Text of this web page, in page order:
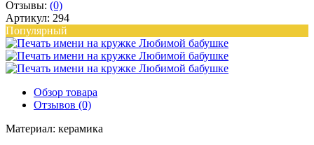
Отзывы: (0)
Артикул: 294
Популярный
Обзор товара
Отзывов (0)
Материал: керамика